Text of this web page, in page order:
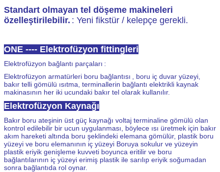
Standart olmayan tel döşeme makineleri
özelleştirilebilir. : Yeni fikstür / kelepçe gerekli.
ONE ---- Elektrofüzyon fittingleri
Elektrofüzyon bağlantı parçaları :
Elektrofüzyon armatürleri boru bağlantısı
, boru iç duvar yüzeyi,
bakır telli gömülü ısıtma, terminallerin bağlantı elektrikli kaynak
makinasının her iki ucundaki bakır tel olarak kullanılır.
Elektrofüzyon Kaynağı
Bakır boru ateşinin üst güç kaynağı voltaj terminaline gömülü olan
kontrol edilebilir bir ucun uygulanması, böylece ısı üretmek için bakır
akım hareketi altında boru şeklindeki elemana gömülür, plastik boru
yüzeyi ve boru elemanının iç yüzeyi Boruya sokulur ve yüzeyin
plastik eriyik genişleme kuvveti boyunca eritilir ve boru
bağlantılarının iç yüzeyi erimiş plastik ile sarılıp eriyik soğumadan
sonra bağlantıda rol oynar.